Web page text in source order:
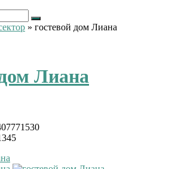
» гостевой дом Лиана
Лиана